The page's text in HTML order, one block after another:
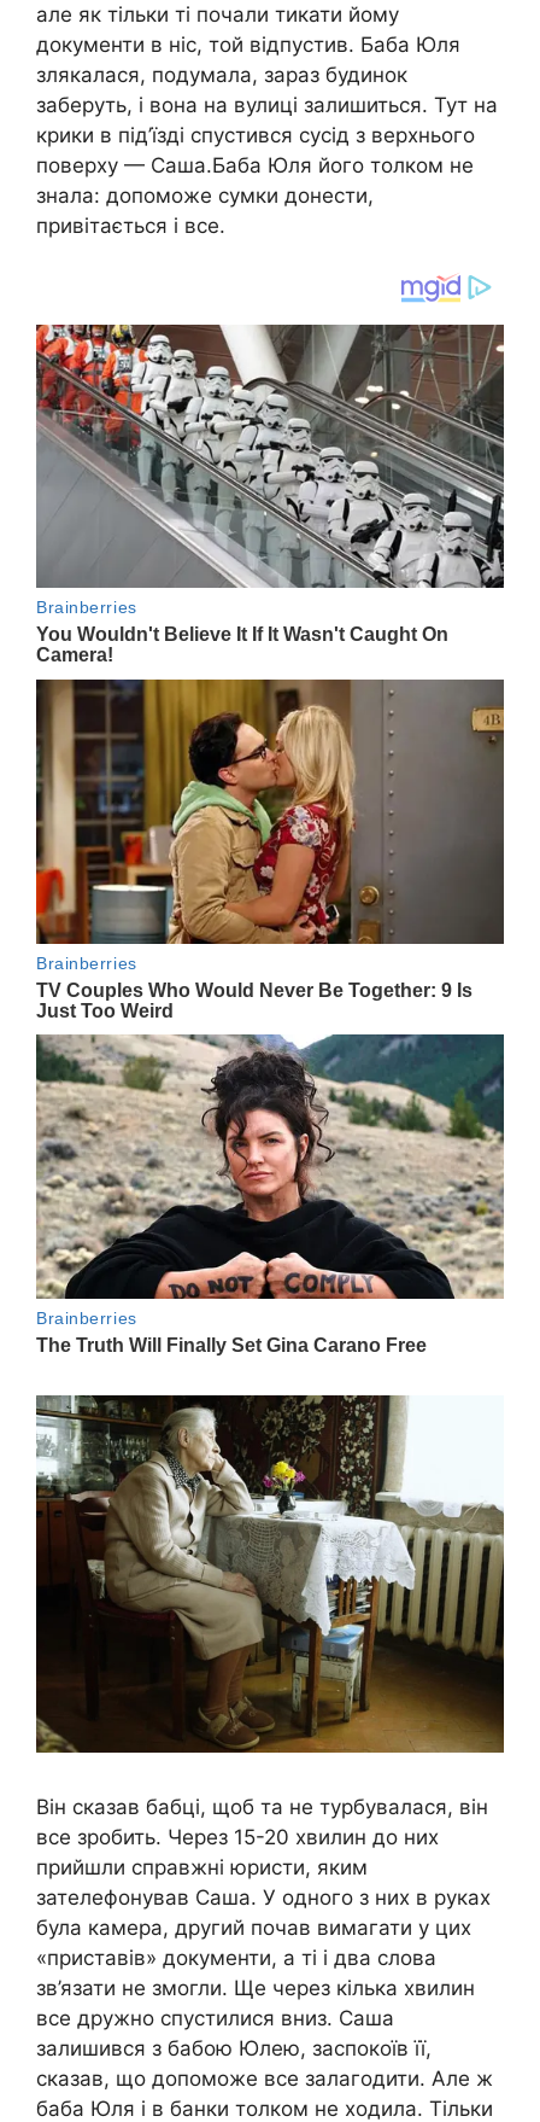
але як тільки ті почали тикати йому
документи в ніс, той відпустив. Баба Юля
злякалася, подумала, зараз будинок
заберуть, і вона на вулиці залишиться. Тут на
крики в під’їзді спустився сусід з верхнього
поверху — Саша.Баба Юля його толком не
знала: допоможе сумки донести,
привітається і все.
Він сказав бабці, щоб та не турбувалася, він
все зробить. Через 15-20 хвилин до них
прийшли справжні юристи, яким
зателефонував Саша. У одного з них в руках
була камера, другий почав вимагати у цих
«приставів» документи, а ті і два слова
зв’язати не змогли. Ще через кілька хвилин
все дружно спустилися вниз. Саша
залишився з бабою Юлею, заспокоїв її,
сказав, що допоможе все залагодити. Але ж
баба Юля і в банки толком не ходила. Тільки